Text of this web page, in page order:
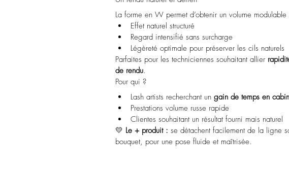
La forme en W permet d’obtenir un volume modulable
Effet naturel structuré
Regard intensifié sans surcharge
Légèreté optimale pour préserver les cils naturels
Parfaites pour les techniciennes souhaitant allier
de rendu.
Pour qui ?
Lash artists recherchant un gain de temps en
Prestations volume russe rapide
Clientes souhaitant un résultat fourni mais naturel
💛 Le + produit : se détachent facilement de la ligne
bouquet, pour une pose fluide et maîtrisée.